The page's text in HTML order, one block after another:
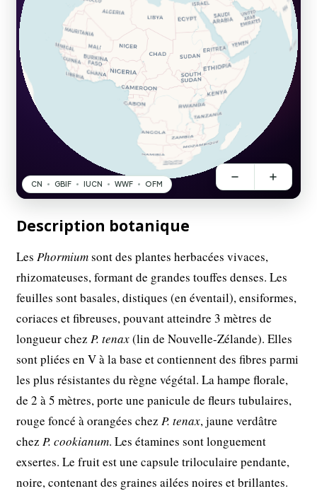
Description botanique
LesPhormiumsont des plantes herbacées vivaces,
rhizomateuses, formant de grandes touffes denses. Les
feuilles sont basales, distiques (en éventail), ensiformes,
coriaces et fibreuses, pouvant atteindre 3 mètres de
longueur chezP. tenax(lin de Nouvelle-Zélande). Elles
sont pliées en V à la base et contiennent des fibres parmi
les plus résistantes du règne végétal. La hampe florale,
de 2 à 5 mètres, porte une panicule de fleurs tubulaires,
rouge foncé à orangées chezP. tenax, jaune verdâtre
chezP. cookianum. Les étamines sont longuement
exsertes. Le fruit est une capsule triloculaire pendante,
noire, contenant des graines ailées noires et brillantes.